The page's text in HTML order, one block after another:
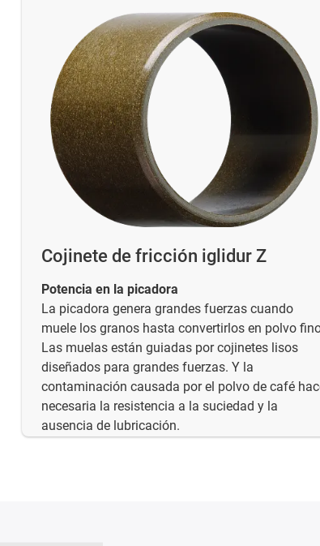
Cojinete de fricción iglidur Z
Potencia en la picadora
La picadora genera grandes fuerzas cuando
muele los granos hasta convertirlos en polvo
Las muelas están guiadas por cojinetes lisos
diseñados para grandes fuerzas. Y la
contaminación causada por el polvo de café
necesaria la resistencia a la suciedad y la
ausencia de lubricación.